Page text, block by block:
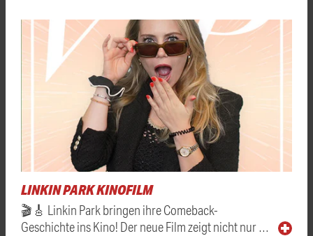
LINKIN PARK KINOFILM
🎬🎸 Linkin Park bringen ihre Comeback-
Geschichte ins Kino! Der neue Film zeigt nicht nur …